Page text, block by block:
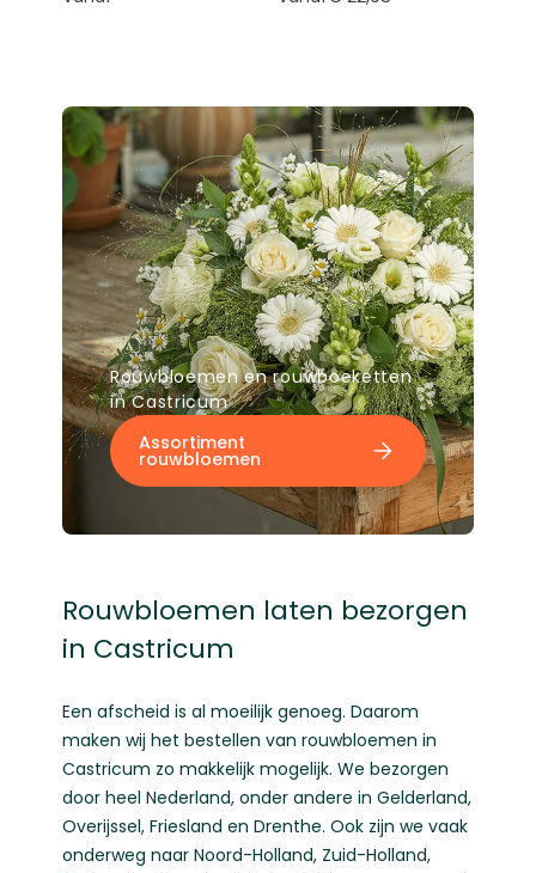
Rouwbloemen en rouwboeketten
in Castricum
Assortiment
rouwbloemen
Rouwbloemen laten bezorgen
in Castricum
Een afscheid is al moeilijk genoeg. Daarom
maken wij het bestellen van rouwbloemen in
Castricum zo makkelijk mogelijk. We bezorgen
door heel Nederland, onder andere in Gelderland,
Overijssel, Friesland en Drenthe. Ook zijn we vaak
onderweg naar Noord-Holland, Zuid-Holland,